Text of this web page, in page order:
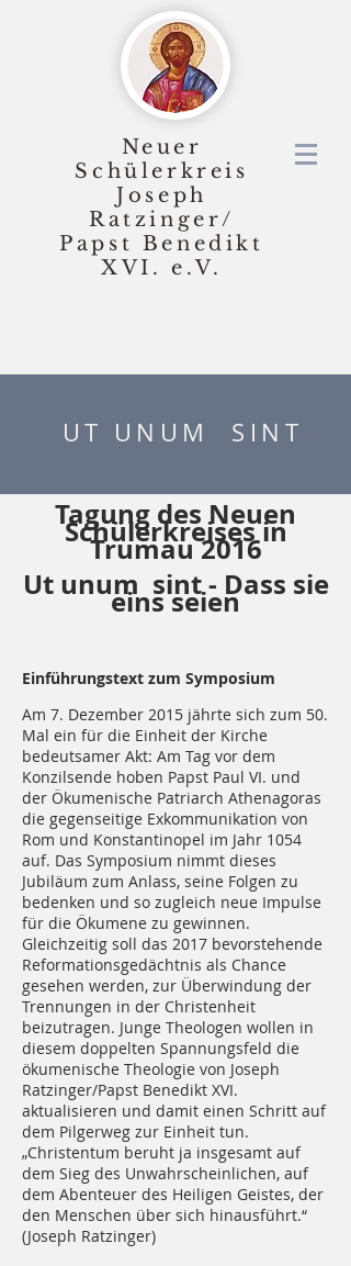
Neuer
Schülerkreis
Joseph
Ratzinger/
Papst Benedikt
XVI.
e.V.
UT UNUM SINT
Tagung des Neuen
Schülerkreises in
Trumau 2016
Ut unum sint - Dass sie
eins seien
Einführungstext zum Symposium
Am 7. Dezember 2015 jährte sich zum 50.
Mal ein für die Einheit der Kirche
bedeutsamer Akt: Am Tag vor dem
Konzilsende hoben Papst Paul VI. und
der Ökumenische Patriarch Athenagoras
die gegenseitige Exkommunikation von
Rom und Konstantinopel im Jahr 1054
auf. Das Symposium nimmt dieses
Jubiläum zum Anlass, seine Folgen zu
bedenken und so zugleich neue Impulse
für die Ökumene zu gewinnen.
Gleichzeitig soll das 2017 bevorstehende
Reformationsgedächtnis als Chance
gesehen werden, zur Überwindung der
Trennungen in der Christenheit
beizutragen. Junge Theologen wollen in
diesem doppelten Spannungsfeld die
ökumenische Theologie von Joseph
Ratzinger/Papst Benedikt XVI.
aktualisieren und damit einen Schritt auf
dem Pilgerweg zur Einheit tun.
„Christentum beruht ja insgesamt auf
dem Sieg des Unwahrscheinlichen, auf
dem Abenteuer des Heiligen Geistes, der
den Menschen über sich hinausführt.“
(Joseph Ratzinger)